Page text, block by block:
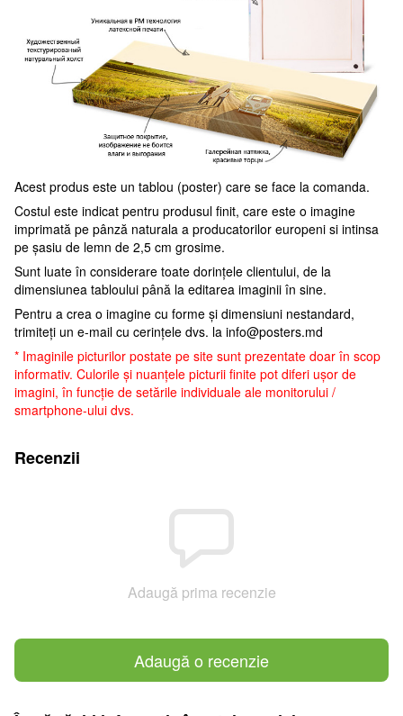
Acest produs este un tablou (poster) care se face la comanda.
Costul este indicat pentru produsul finit, care este o imagine
imprimată pe pânză naturala a producatorilor europeni si intinsa
pe șasiu de lemn de 2,5 cm grosime.
Sunt luate în considerare toate dorințele clientului, de la
dimensiunea tabloului până la editarea imaginii în sine.
Pentru a crea o imagine cu forme și dimensiuni nestandard,
trimiteți un e-mail cu cerințele dvs. la info@posters.md
* Imaginile picturilor postate pe site sunt prezentate doar în scop
informativ. Culorile și nuanțele picturii finite pot diferi ușor de
imagini, în funcție de setările individuale ale monitorului /
smartphone-ului dvs.
Recenzii
Adaugă prima recenzie
Adaugă o recenzie